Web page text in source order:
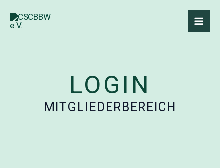
Inhalt
LOGIN
MITGLIEDERBEREICH